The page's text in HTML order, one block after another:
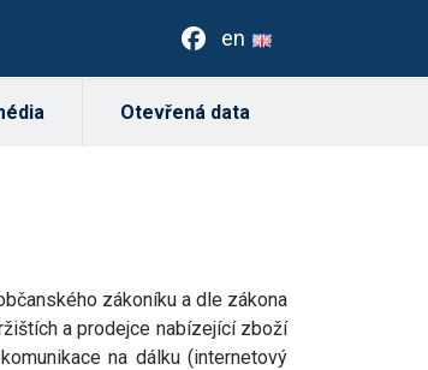
en
Otevřená data
zákoníku a dle zákona
a prodejce nabízející zboží
na dálku (internetový